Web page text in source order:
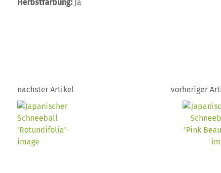
Herbstfärbung: Ja
nachster Artikel vorheriger